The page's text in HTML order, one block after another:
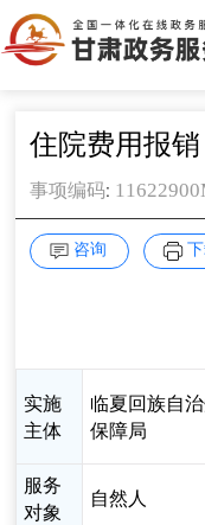
住院费用报销
事项编码:
咨询
实施
主体
临夏回族自
保障局
服务
对象
自然人